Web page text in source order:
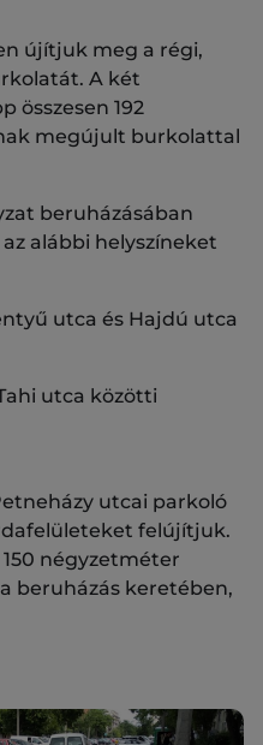
újítjuk meg a régi,
A két
összesen 192
megújult burkolattal
beruházásában
alábbi helyszíneket
utca és Hajdú utca
utca közötti
utcai parkoló
felújítjuk.
négyzetméter
beruházás keretében,